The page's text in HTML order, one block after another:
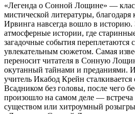
«Легенда о Сонной Лощине» —
мистической литературы,
Ирвинга навсегда вошло в историю.
атмосферные истории, где
загадочные события
увлекательным сюжетом. Самая
переносит читателя в Сонную
окутанный тайнами и преданиями.
учитель Икабод Крейн
Всадником без головы, после чего
произошло на самом деле —
существом или хитроумный